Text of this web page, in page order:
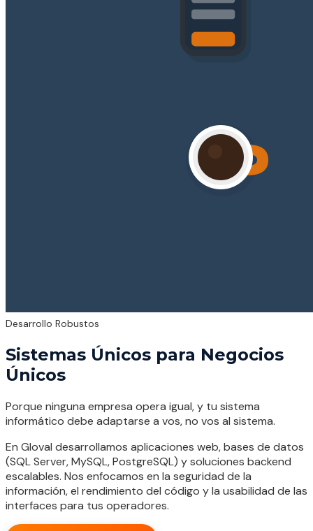
Desarrollo Robustos
Sistemas Únicos para Negocios
Únicos
Porque ninguna empresa opera igual, y tu sistema
informático debe adaptarse a vos, no vos al sistema.
En Gloval desarrollamos aplicaciones web, bases de datos
(SQL Server, MySQL, PostgreSQL) y soluciones backend
escalables. Nos enfocamos en la seguridad de la
información, el rendimiento del código y la usabilidad de las
interfaces para tus operadores.